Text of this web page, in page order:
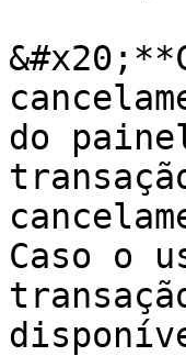
do
Caso o